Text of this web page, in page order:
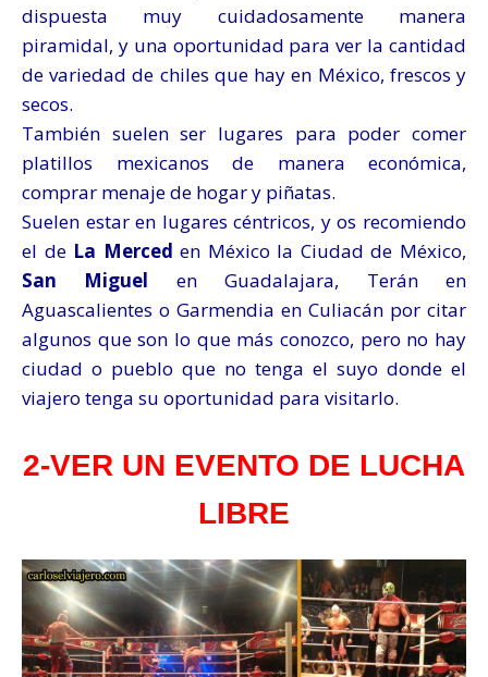
dispuesta muy cuidadosamente manera
piramidal, y una oportunidad para ver la cantidad
de variedad de chiles que hay en México, frescos y
secos.
También suelen ser lugares para poder comer
platillos mexicanos de manera económica,
comprar menaje de hogar y piñatas.
Suelen estar en lugares céntricos, y os recomiendo
el de La Merced en México la Ciudad de México,
San Miguel en Guadalajara, Terán en
Aguascalientes o Garmendia en Culiacán por citar
algunos que son lo que más conozco, pero no hay
ciudad o pueblo que no tenga el suyo donde el
viajero tenga su oportunidad para visitarlo.
2-VER UN EVENTO DE LUCHA
LIBRE